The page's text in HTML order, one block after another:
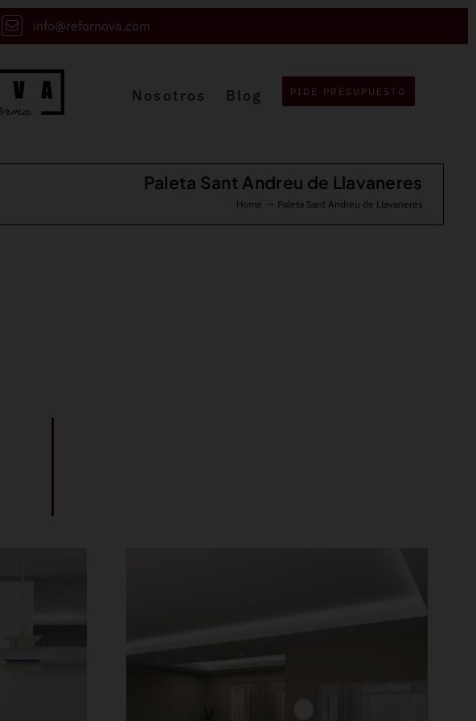
info@refornova.com
Nosotros Blog PIDE PRESUPUESTO
Paleta Sant Andreu de Llavaneres
Home Paleta Sant Andreu de Llavaneres